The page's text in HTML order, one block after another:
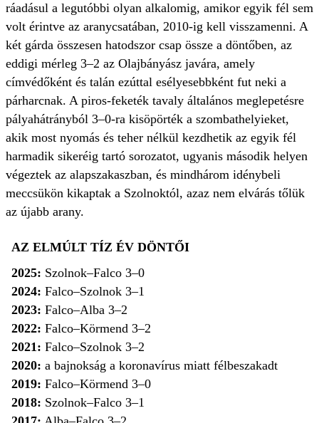
ráadásul a legutóbbi olyan alkalomig, amikor egyik fél sem
volt érintve az aranycsatában, 2010-ig kell visszamenni. A
két gárda összesen hatodszor csap össze a döntőben, az
eddigi mérleg 3–2 az Olajbányász javára, amely
címvédőként és talán ezúttal esélyesebbként fut neki a
párharcnak. A piros-feketék tavaly általános meglepetésre
pályahátrányból 3–0-ra kisöpörték a szombathelyieket,
akik most nyomás és teher nélkül kezdhetik az egyik fél
harmadik sikeréig tartó sorozatot, ugyanis második helyen
végeztek az alapszakaszban, és mindhárom idénybeli
meccsükön kikaptak a Szolnoktól, azaz nem elvárás tőlük
az újabb arany.
AZ ELMÚLT TÍZ ÉV DÖNTŐI
2025: Szolnok–Falco 3–0
2024: Falco–Szolnok 3–1
2023: Falco–Alba 3–2
2022: Falco–Körmend 3–2
2021: Falco–Szolnok 3–2
2020: a bajnokság a koronavírus miatt félbeszakadt
2019: Falco–Körmend 3–0
2018: Szolnok–Falco 3–1